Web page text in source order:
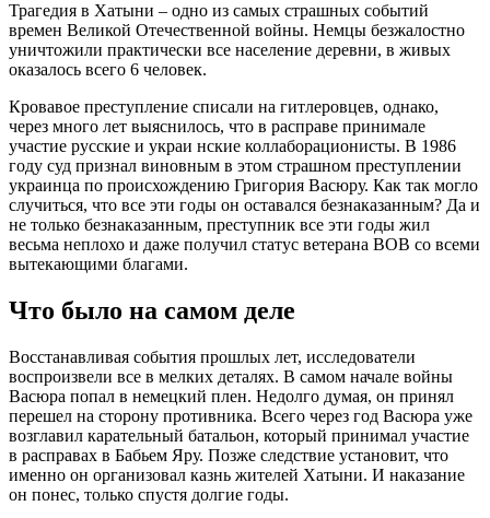
Трагедия в Хатыни – одно из самых страшных событий
времен Великой Отечественной войны. Немцы безжалостно
уничтожили практически все население деревни, в живых
оказалось всего 6 человек.
Кровавое преступление списали на гитлеровцев, однако,
через много лет выяснилось, что в расправе принимале
участие русские и украи нские коллаборационисты. В 1986
году суд признал виновным в этом страшном преступлении
украинца по происхождению Григория Васюру. Как так могло
случиться, что все эти годы он оставался безнаказанным? Да и
не только безнаказанным, преступник все эти годы жил
весьма неплохо и даже получил статус ветерана ВОВ со всеми
вытекающими благами.
Что было на самом деле
Восстанавливая события прошлых лет, исследователи
воспроизвели все в мелких деталях. В самом начале войны
Васюра попал в немецкий плен. Недолго думая, он принял
перешел на сторону противника. Всего через год Васюра уже
возглавил карательный батальон, который принимал участие
в расправах в Бабьем Яру. Позже следствие установит, что
именно он организовал казнь жителей Хатыни. И наказание
он понес, только спустя долгие годы.